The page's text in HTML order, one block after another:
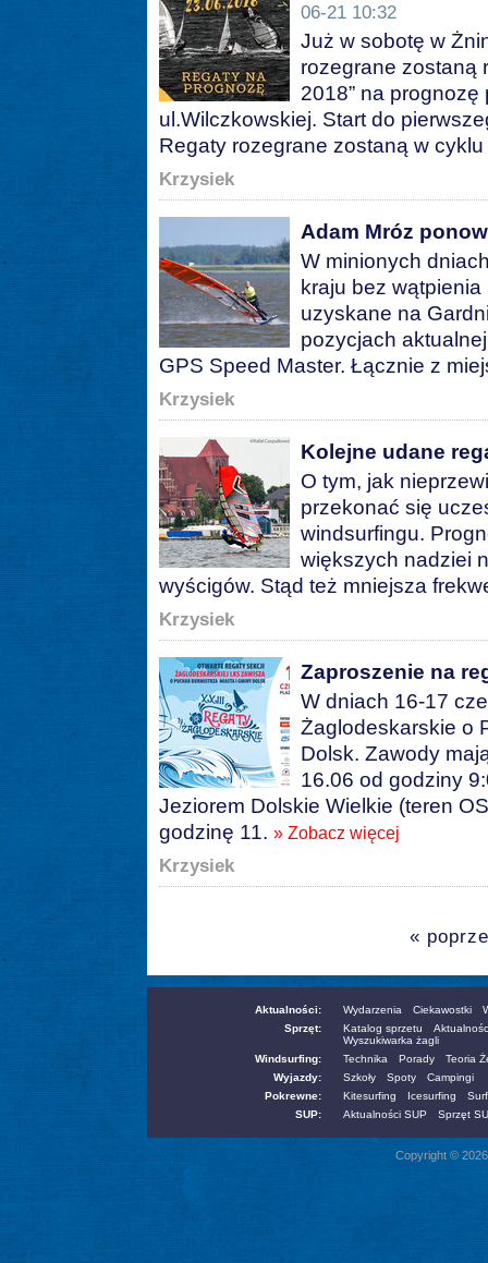
06-21 10:32
Już w sobotę w
rozegrane zostaną
2018” na
ul.Wilczkowskiej. Start do
Regaty rozegrane zostaną w
Krzysiek
Adam Mróz
W minionych
kraju bez
uzyskane na
pozycjach
GPS Speed Master. Łącznie z
Krzysiek
Kolejne udane
O tym, jak
przekonać się
windsurfingu.
większych nadziei
wyścigów. Stąd też mniejsza
Krzysiek
Zaproszenie na
W dniach 16-17
Żaglodeskarskie o
Dolsk. Zawody
16.06 od godziny
Jeziorem Dolskie Wielkie (teren
godzinę 11. » Zobacz więcej
Krzysiek
«
Aktualności: Wydarzenia Ciekawostki
Sprzęt:
Katalog sprzetu
Wyszukiwarka żagli
Windsurfing:
Technika Porady
Teoria
Wyjazdy:
Szkoły Spoty
Campingi
Pokrewne:
Kitesurfing Icesurfing
SUP:
Aktualności SUP Sprzęt
Copyright ©